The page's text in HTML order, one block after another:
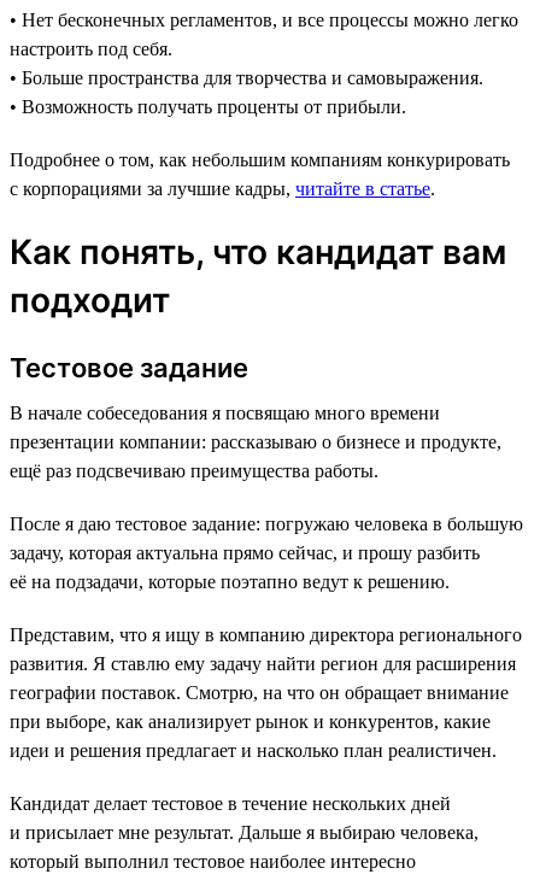
• Нет бесконечных регламентов, и все процессы можно легко
настроить под себя.
• Больше пространства для творчества и самовыражения.
• Возможность получать проценты от прибыли.
Подробнее о том, как небольшим компаниям конкурировать
с корпорациями за лучшие кадры, читайте в статье.
Как понять, что кандидат вам
подходит
Тестовое задание
В начале собеседования я посвящаю много времени
презентации компании: рассказываю о бизнесе и продукте,
ещё раз подсвечиваю преимущества работы.
После я даю тестовое задание: погружаю человека в большую
задачу, которая актуальна прямо сейчас, и прошу разбить
её на подзадачи, которые поэтапно ведут к решению.
Представим, что я ищу в компанию директора регионального
развития. Я ставлю ему задачу найти регион для расширения
географии поставок. Смотрю, на что он обращает внимание
при выборе, как анализирует рынок и конкурентов, какие
идеи и решения предлагает и насколько план реалистичен.
Кандидат делает тестовое в течение нескольких дней
и присылает мне результат. Дальше я выбираю человека,
который выполнил тестовое наиболее интересно